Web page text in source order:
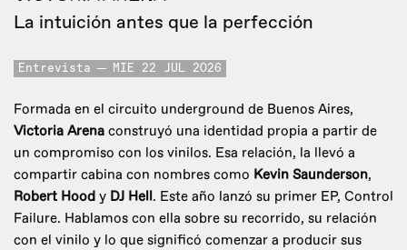
La intuición antes que la perfección
Entrevista MIE 22 JUL 2026
Formada en el circuito underground de Buenos Aires,
Victoria Arena construyó una identidad propia a partir de
un compromiso con los vinilos. Esa relación, la llevó a
compartir cabina con nombres como Kevin Saunderson,
Robert Hood y DJ Hell. Este año lanzó su primer EP, Control
Failure. Hablamos con ella sobre su recorrido, su relación
con el vinilo y lo que significó comenzar a producir sus